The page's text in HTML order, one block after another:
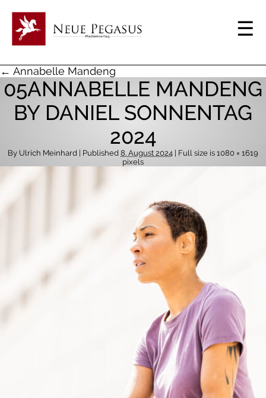
← Annabelle Mandeng
05ANNABELLE MANDENG
BY DANIEL SONNENTAG
2024
By Ulrich Meinhard | Published 8. August 2024 | Full size is 1080 × 1619
pixels